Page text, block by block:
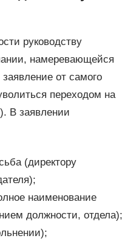
руководству
намеревающейся
от самого
переходом на
В заявлении
(директору
наименование
должности, отдела);